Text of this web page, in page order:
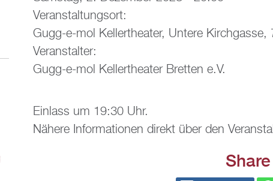
Ver­an­stal­tungs­ort:
Gugg-e-mol Kel­ler­thea­ter, Un­te­re Kirch­gas­se,
Ver­an­stal­ter:
Gugg-e-mol Kel­ler­thea­ter Brett­en e.V.
Ein­lass um 19:30 Uhr.
Nä­he­re In­for­ma­tio­nen di­rekt über den